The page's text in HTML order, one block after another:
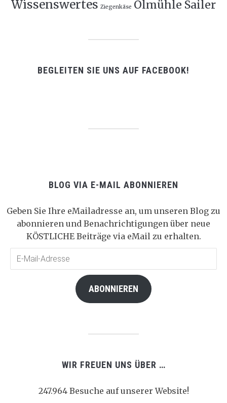
Wissenswertes Ziegenkäse Ölmühle Sailer
BEGLEITEN SIE UNS AUF FACEBOOK!
BLOG VIA E-MAIL ABONNIEREN
Geben Sie Ihre eMailadresse an, um unseren Blog zu
abonnieren und Benachrichtigungen über neue
KÖSTLICHE Beiträge via eMail zu erhalten.
ABONNIEREN
WIR FREUEN UNS ÜBER …
247.964 Besuche auf unserer Website!